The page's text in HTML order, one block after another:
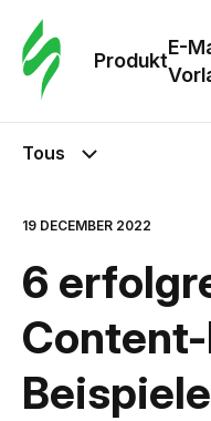
Produkt
E-
Tous
19 DECEMBER 2022
6